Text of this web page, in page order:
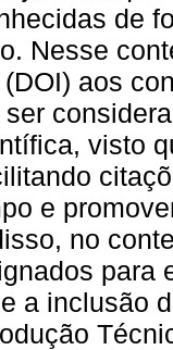
de
Nesse
aos
visto
e
no
para
a inclusão